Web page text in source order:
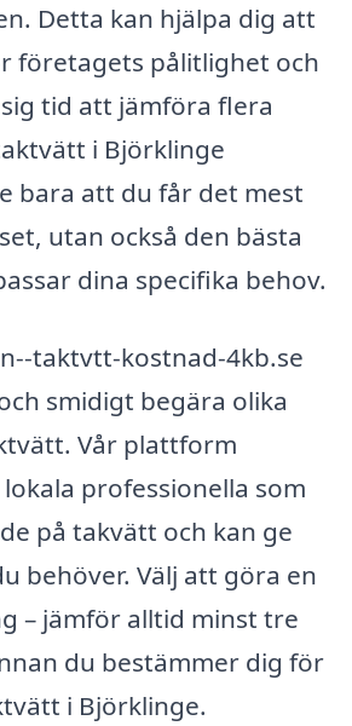
Detta kan hjälpa dig att
företagets pålitlighet och
tid att jämföra flera
i Björklinge
bara att du får det mest
utan också den bästa
dina specifika behov.
taktvtt-kostnad-4kb.se
smidigt begära olika
Vår plattform
professionella som
på takvätt och kan ge
behöver. Välj att göra en
– jämför alltid minst tre
du bestämmer dig för
i Björklinge.